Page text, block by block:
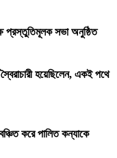
প্রস্তুতিমূলক সভা অনুষ্ঠিত
হয়েছিলেন, একই পথে
করে পালিত কন্যাকে